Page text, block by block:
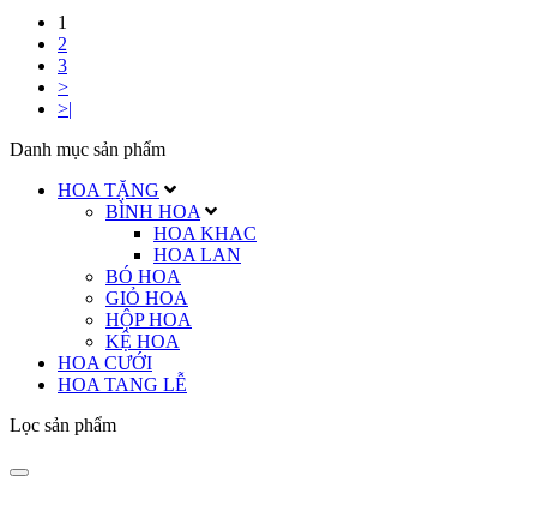
1
2
3
>
>|
Danh mục sản phẩm
HOA TẶNG
BÌNH HOA
HOA KHAC
HOA LAN
BÓ HOA
GIỎ HOA
HỘP HOA
KỆ HOA
HOA CƯỚI
HOA TANG LỄ
Lọc sản phẩm